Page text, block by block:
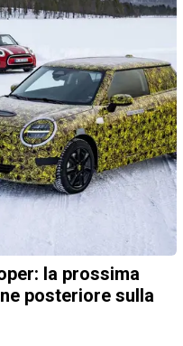
la prossima
posteriore sulla